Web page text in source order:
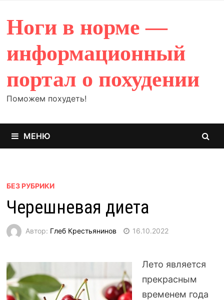
содержимому
Ноги в норме —
информационный
портал о похудении
Поможем похудеть!
МЕНЮ
БЕЗ РУБРИКИ
Черешневая диета
Автор: Глеб Крестьянинов 16.10.2022
Лето является
прекрасным
временем года